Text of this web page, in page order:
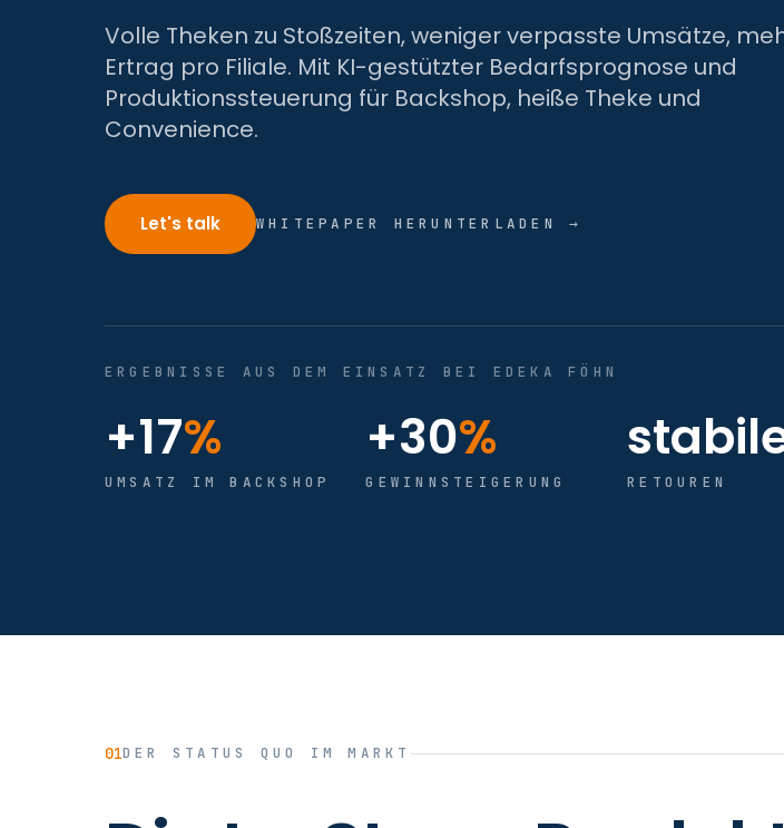
Volle Theken zu Stoßzeiten, weniger verpasste Umsätze,
Ertrag pro Filiale. Mit KI-gestützter Bedarfsprognose und
Produktionssteuerung für Backshop, heiße Theke und
Convenience.
Let's talk WHITEPAPER HERUNTERLADEN →
ERGEBNISSE AUS DEM EINSATZ BEI EDEKA FÖHN
+17%
UMSATZ IM BACKSHOP
+30%
GEWINNSTEIGERUNG RETOUREN
01DER STATUS QUO IM MARKT